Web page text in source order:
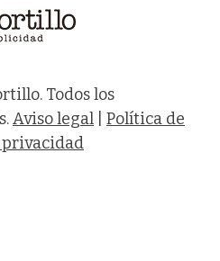
Todos los
Aviso legal
Política de